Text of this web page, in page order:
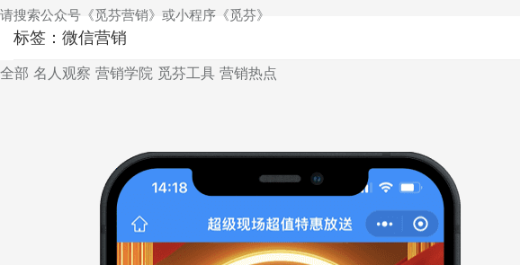
请搜索公众号《觅芬营销》或小程序《觅芬》
标签：微信营销
全部 名人观察 营销学院 觅芬工具 营销热点